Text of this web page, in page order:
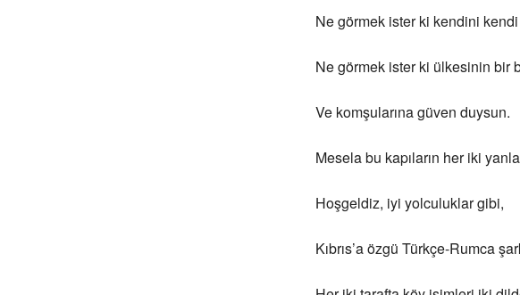
Ne görmek ister ki kendini
Ne görmek ister ki ülkesinin bir
Ve komşularına güven duysun.
Mesela bu kapıların her iki
Hoşgeldiz, iyi yolculuklar gibi,
Kıbrıs’a özgü Türkçe-Rumca